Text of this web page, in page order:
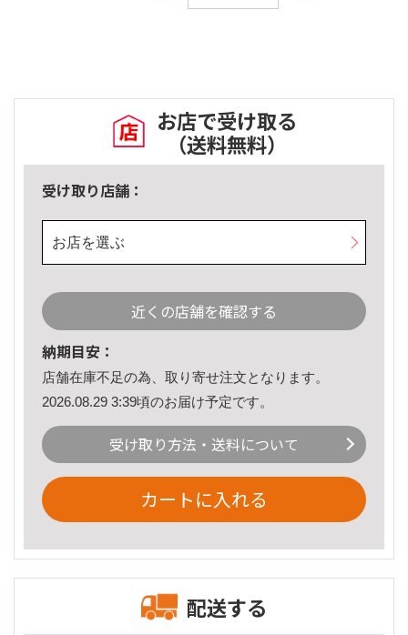
お店で受け取る
（送料無料）
受け取り店舗：
お店を選ぶ
近くの店舗を確認する
納期目安：
店舗在庫不足の為、取り寄せ注文となります。
2026.08.29 3:39頃のお届け予定です。
受け取り方法・送料について
カートに入れる
配送する